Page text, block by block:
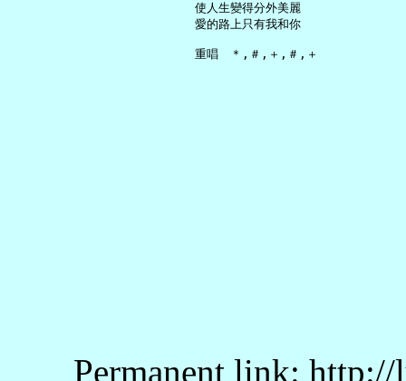
     使人生變得分外美麗
     愛的路上只有我和你
Permanent link: